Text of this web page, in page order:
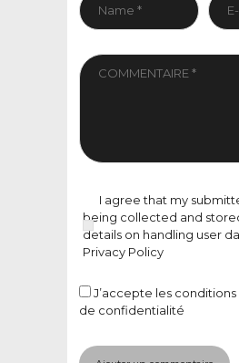
I agree that my
being collected and
details on handling user
Privacy Policy
J’accepte les
de confidentialité